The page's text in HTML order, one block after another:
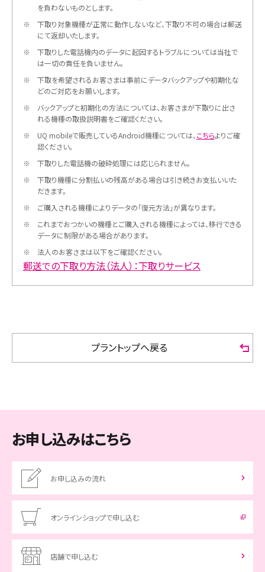
を負わないものとします。
※
下取り対象機種が正常に動作しないなど、下取り不可の場合は郵送
にて返却いたします。
※
下取りした電話機内のデータに起因するトラブルについては当社で
は一切の責任を負いません。
※
下取を希望されるお客さまは事前にデータバックアップや初期化な
どのご対応をお願いします。
※
バックアップと初期化の方法については、お客さまが下取りに出さ
れる機種の取扱説明書をご確認ください。
※
UQ mobileで販売しているAndroid機種については、 こちらよりご確
認ください。
※
下取りした電話機の破砕処理には応じられません。
※
下取り機種に分割払いの残高がある場合は引き続きお支払いいた
だきます。
※
ご購入される機種によりデータの「復元方法」が異なります。
※
これまでおつかいの機種とご購入される機種によっては、移行できる
データに制限がある場合があります。
※
法人のお客さまは以下をご確認ください。
郵送での下取り方法（法人）：下取りサービス
プラントップへ戻る
お申し込みはこちら
お申し込みの流れ
オンラインショップで申し込む
店舗で申し込む